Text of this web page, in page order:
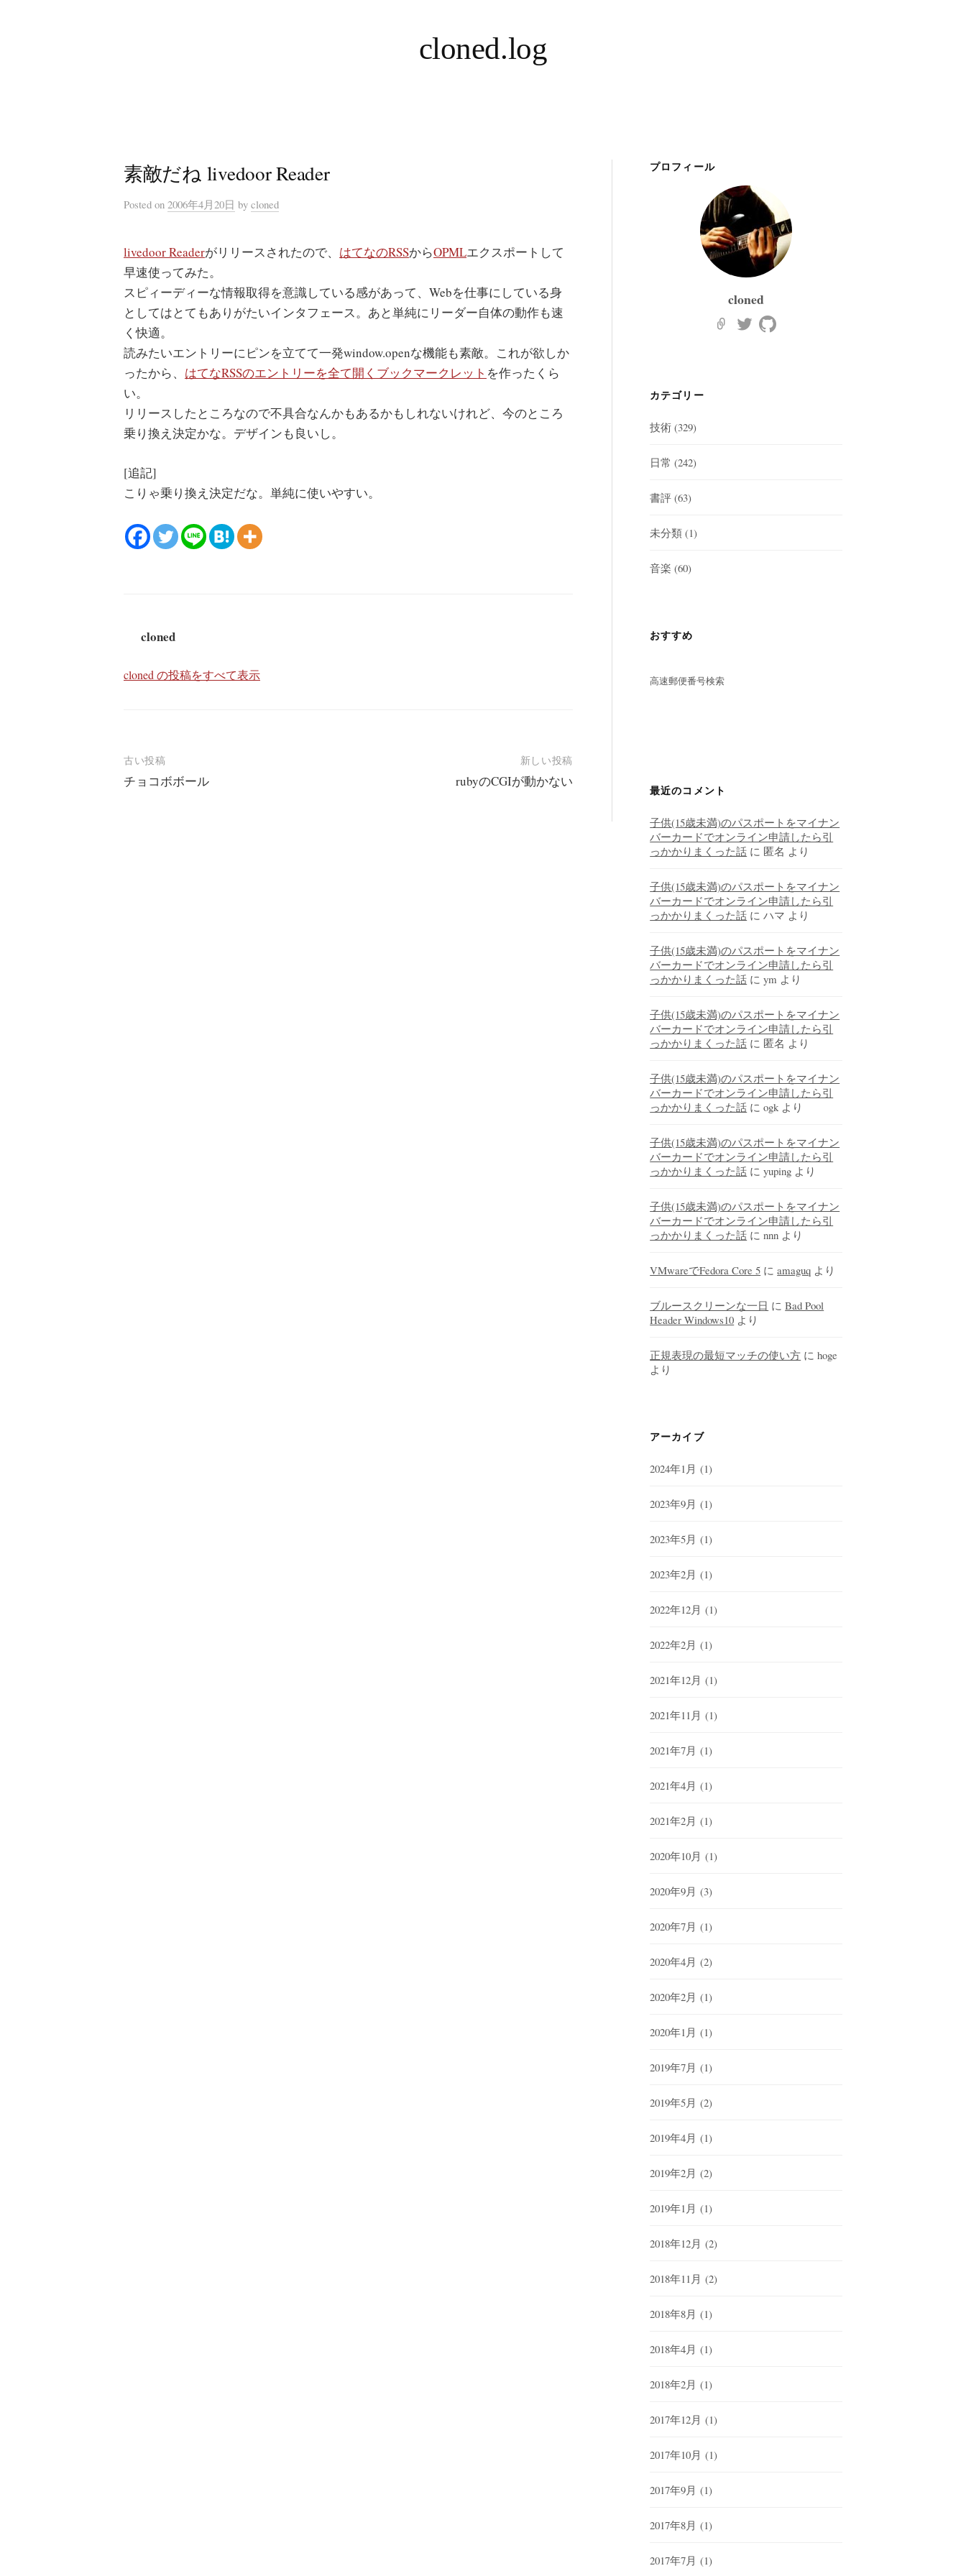
ッ
cloned.log
素敵だね livedoor Reader
Posted on 2006年4月20日 by cloned
livedoor Readerがリリースされたので、 はてなのRSSからOPMLエクスポートして
早速使ってみた。
スピィーディーな情報取得を意識している感があって、Webを仕事にしている身
としてはとてもありがたいインタフェース。あと単純にリーダー自体の動作も速
く快適。
読みたいエントリーにピンを立てて一発window.openな機能も素敵。これが欲しか
ったから、 はてなRSSのエントリーを全て開くブックマークレット を作ったくら
い。
リリースしたところなので不具合なんかもあるかもしれないけれど、今のところ
乗り換え決定かな。デザインも良いし。
[追記]
こりゃ乗り換え決定だな。単純に使いやすい。
cloned
cloned の投稿をすべて表示
投
稿
古い投稿
チョコボボール
新しい投稿
rubyのCGIが動かない
プロフィール
cloned
カテゴリー
技術 (329)
日常 (242)
書評 (63)
未分類 (1)
音楽 (60)
おすすめ
高速郵便番号検索
最近のコメント
子供(15歳未満)のパスポートをマイナン
バーカードでオンライン申請したら引
っかかりまくった話 に 匿名 より
子供(15歳未満)のパスポートをマイナン
バーカードでオンライン申請したら引
っかかりまくった話 にハマ より
子供(15歳未満)のパスポートをマイナン
バーカードでオンライン申請したら引
っかかりまくった話 にym より
子供(15歳未満)のパスポートをマイナン
バーカードでオンライン申請したら引
っかかりまくった話 に 匿名 より
子供(15歳未満)のパスポートをマイナン
バーカードでオンライン申請したら引
っかかりまくった話 にogk より
子供(15歳未満)のパスポートをマイナン
バーカードでオンライン申請したら引
っかかりまくった話 にyuping より
子供(15歳未満)のパスポートをマイナン
バーカードでオンライン申請したら引
っかかりまくった話 にnnn より
VMwareでFedora Core 5 にamaguq より
ブルースクリーンな一日 にBad Pool
Header Windows10 より
正規表現の最短マッチの使い方 にhoge
より
アーカイブ
2024年1月 (1)
2023年9月 (1)
2023年5月 (1)
2023年2月 (1)
2022年12月 (1)
2022年2月 (1)
2021年12月 (1)
2021年11月 (1)
2021年7月 (1)
2021年4月 (1)
2021年2月 (1)
2020年10月 (1)
2020年9月 (3)
2020年7月 (1)
2020年4月 (2)
2020年2月 (1)
2020年1月 (1)
2019年7月 (1)
2019年5月 (2)
2019年4月 (1)
2019年2月 (2)
2019年1月 (1)
2018年12月 (2)
2018年11月 (2)
2018年8月 (1)
2018年4月 (1)
2018年2月 (1)
2017年12月 (1)
2017年10月 (1)
2017年9月 (1)
2017年8月 (1)
2017年7月 (1)